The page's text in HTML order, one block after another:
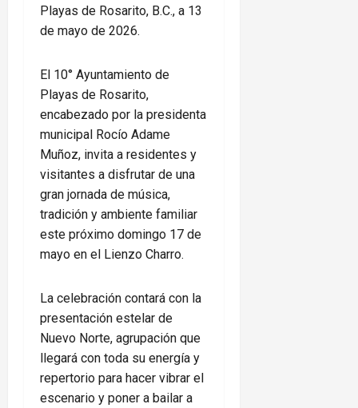
Playas de Rosarito, B.C., a 13
de mayo de 2026.
El 10° Ayuntamiento de
Playas de Rosarito,
encabezado por la presidenta
municipal Rocío Adame
Muñoz, invita a residentes y
visitantes a disfrutar de una
gran jornada de música,
tradición y ambiente familiar
este próximo domingo 17 de
mayo en el Lienzo Charro.
La celebración contará con la
presentación estelar de
Nuevo Norte, agrupación que
llegará con toda su energía y
repertorio para hacer vibrar el
escenario y poner a bailar a